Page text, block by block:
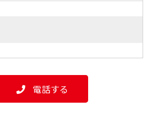
電話する